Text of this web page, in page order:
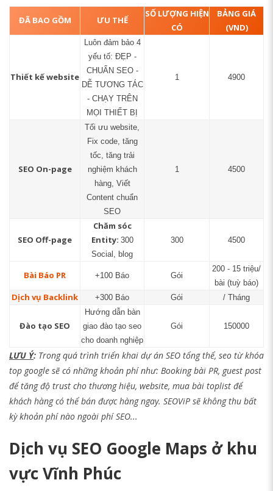
ĐÃ BAO GỒM ƯU THẾ
SỐ LƯỢNG HIỆN
CÓ
BẢNG GIÁ
(VND)
Thiết kế website
Luôn đảm bảo 4
yếu tố: ĐẸP -
CHUẨN SEO -
DỄ TƯƠNG TÁC
- CHẠY TRÊN
MỌI THIẾT BỊ
1 4900
SEO On-page
Tối ưu website,
Fix code, tăng
tốc, tăng trải
nghiệm khách
hàng, Viết
Content chuẩn
SEO
1 4500
SEO Off-page
Chăm sóc
Entity: 300
Social, blog
300 4500
Bài Báo PR +100 Báo Gói
200 - 15 triệu/
bài (tuỳ báo)
Dịch vụ Backlink +300 Báo Gói / Tháng
Đào tạo SEO
Hướng dẫn bàn
giao đào tạo seo
cho doanh nghiệp
Gói 150000
LƯU Ý: Trong quá trình triển khai dự án SEO tổng thể, seo từ khóa
top google sẽ có những khoản phí như: Booking bài PR, guest post
để tăng độ trust cho thương hiệu, website, mua bài toplist để
khách hàng có thể bán được hàng ngay. SEOViP sẽ không thu bất
kỳ khoản phí nào ngoài phí SEO...
Dịch vụ SEO Google Maps ở khu
vực Vĩnh Phúc